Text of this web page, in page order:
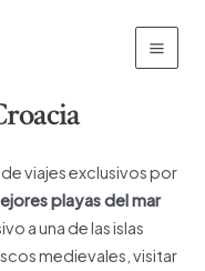
Main
viajes exclusivos por
playas del mar
a una de las islas
medievales, visitar